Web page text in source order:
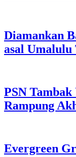
Diamankan
asal Umalulu
PSN
Rampung
Evergreen